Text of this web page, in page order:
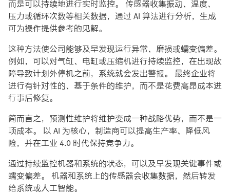
而是可以持续地进行实时监控。 传感器收集振动、温度、
压力或循环次数等相关数据，通过 AI 算法进行分析，生成
可为操作提供参考的见解。
这种方法使公司能够及早发现运行异常、磨损或蠕变偏差。
例如，可以对气缸、电缸或压缩机进行持续监控，在出现故
障导致计划外停机之前，系统就会发出警报。 最终企业将
进行有针对性的、基于条件的维护，而不是花费高昂成本进
行事后修复。
简而言之，预测性维护将维护变成一种战略优势，而不是一
项成本。 以 AI 为核心，制造商可以提高生产率、降低风
险，并在工业 4.0 时代保持竞争力。
通过持续监控机器和系统的状态，可以及早发现关键事件或
蠕变偏差。 机器和系统上的传感器会收集数据，然后转发
给系统或人工智能。